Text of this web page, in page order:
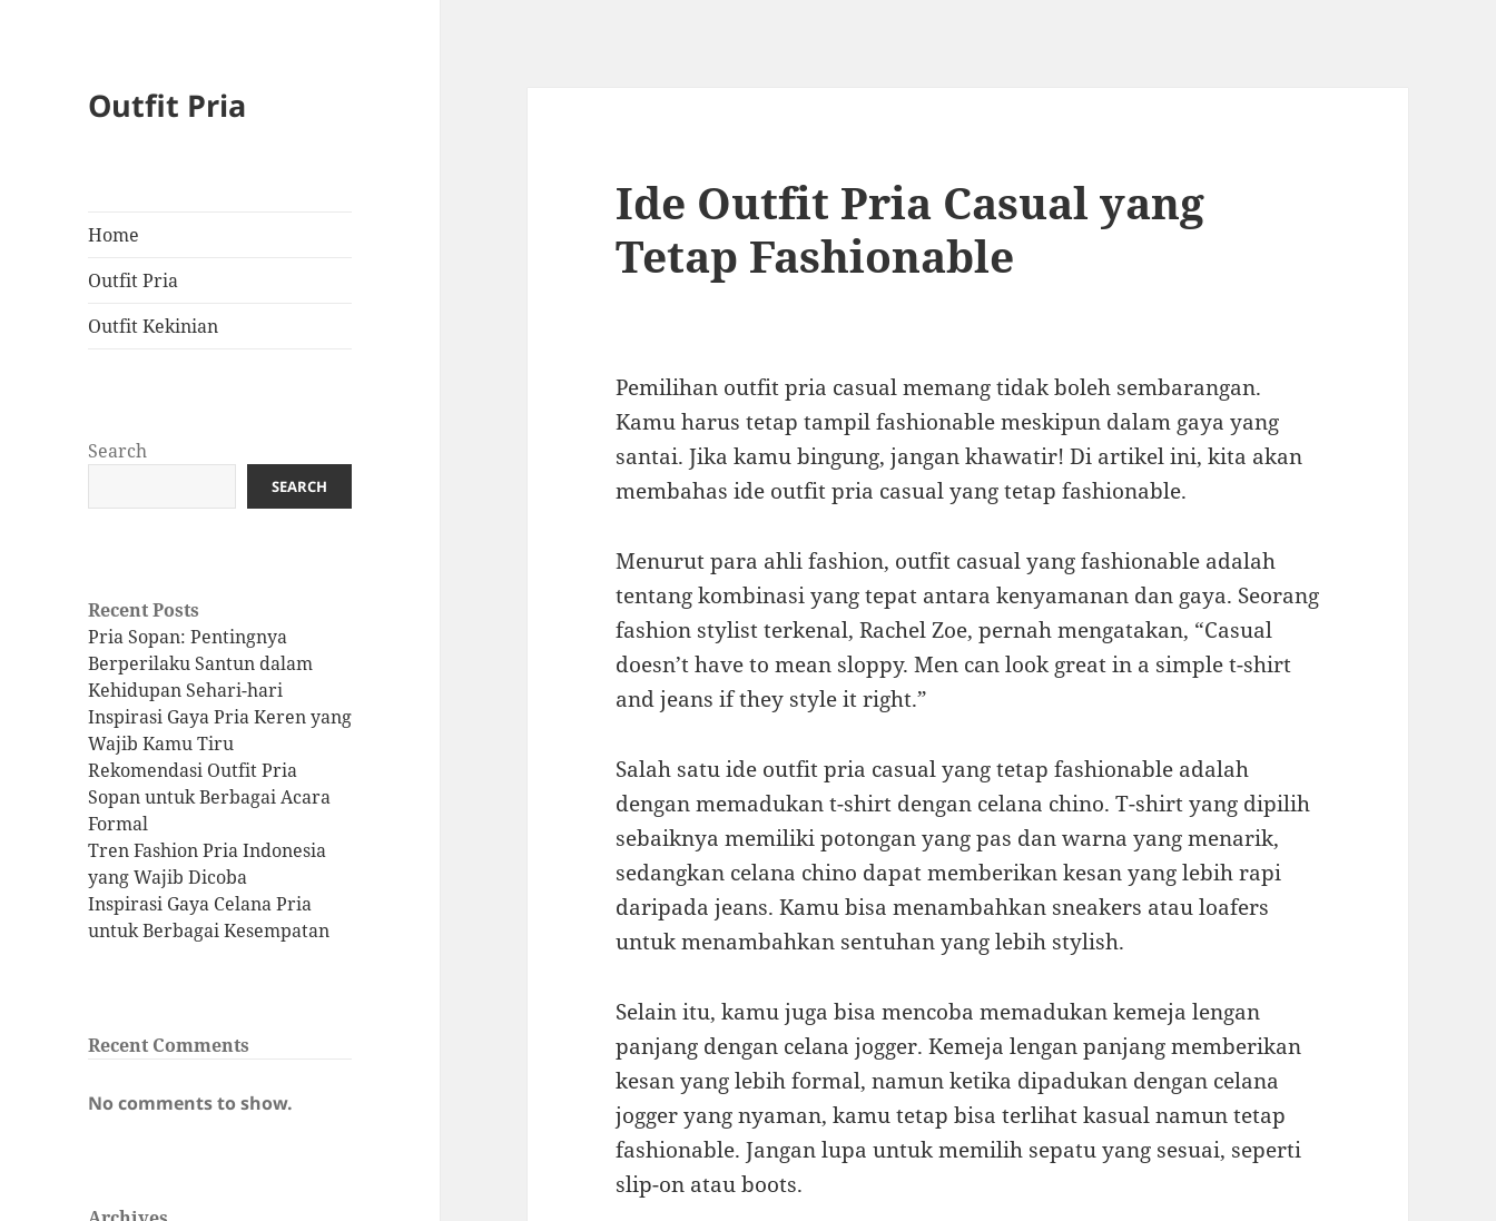
Outfit Pria
Home
Outfit Pria
Outfit Kekinian
Search
SEARCH
Recent Posts
Pria Sopan: Pentingnya
Berperilaku Santun dalam
Kehidupan Sehari-hari
Inspirasi Gaya Pria Keren yang
Wajib Kamu Tiru
Rekomendasi Outfit Pria
Sopan untuk Berbagai Acara
Formal
Tren Fashion Pria Indonesia
yang Wajib Dicoba
Inspirasi Gaya Celana Pria
untuk Berbagai Kesempatan
Recent Comments
No comments to show.
Ide Outfit Pria Casual yang
Tetap Fashionable
Pemilihan outfit pria casual memang tidak boleh sembarangan.
Kamu harus tetap tampil fashionable meskipun dalam gaya yang
santai. Jika kamu bingung, jangan khawatir! Di artikel ini, kita akan
membahas ide outfit pria casual yang tetap fashionable.
Menurut para ahli fashion, outfit casual yang fashionable adalah
tentang kombinasi yang tepat antara kenyamanan dan gaya. Seorang
fashion stylist terkenal, Rachel Zoe, pernah mengatakan, “Casual
doesn’t have to mean sloppy. Men can look great in a simple t-shirt
and jeans if they style it right.”
Salah satu ide outfit pria casual yang tetap fashionable adalah
dengan memadukan t-shirt dengan celana chino. T-shirt yang dipilih
sebaiknya memiliki potongan yang pas dan warna yang menarik,
sedangkan celana chino dapat memberikan kesan yang lebih rapi
daripada jeans. Kamu bisa menambahkan sneakers atau loafers
untuk menambahkan sentuhan yang lebih stylish.
Selain itu, kamu juga bisa mencoba memadukan kemeja lengan
panjang dengan celana jogger. Kemeja lengan panjang memberikan
kesan yang lebih formal, namun ketika dipadukan dengan celana
jogger yang nyaman, kamu tetap bisa terlihat kasual namun tetap
fashionable. Jangan lupa untuk memilih sepatu yang sesuai, seperti
slip-on atau boots.